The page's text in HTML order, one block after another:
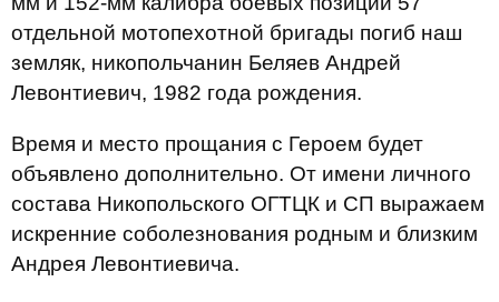
отдельной мотопехотной бригады погиб наш
земляк, никопольчанин Беляев Андрей
Левонтиевич, 1982 года рождения.
Время и место прощания с Героем будет
объявлено дополнительно. От имени личного
состава Никопольского ОГТЦК и СП выражаем
искренние соболезнования родным и близким
Андрея Левонтиевича.